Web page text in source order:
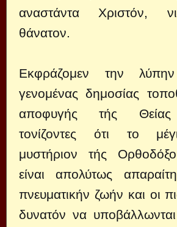
αναστάντα Χριστόν,
θάνατον.
Εκφράζομεν την
γενομένας δημοσίας
αποφυγής τής Θείας
τονίζοντες ότι το
μυστήριον τής
είναι απολύτως
πνευματικήν ζωήν και οι
δυνατόν να υποβάλλωνται